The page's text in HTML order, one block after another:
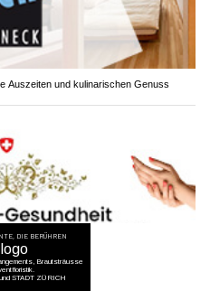
Auszeiten und kulinarischen Genuss
– jetzt starten